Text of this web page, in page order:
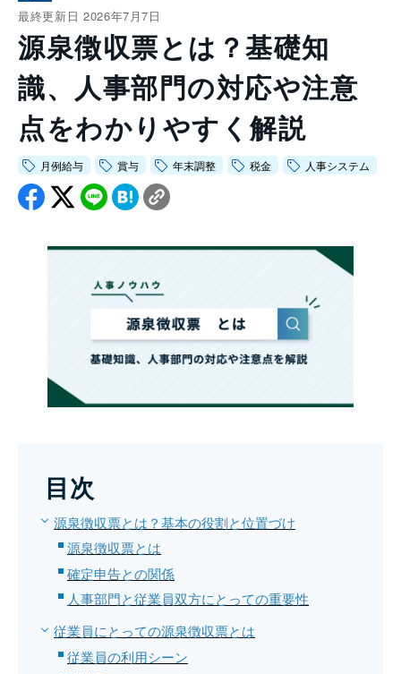
会社情報トップ
企業理念
会社概要
ニュース
CEO挨拶
制度・文化
採用情報
資料ダウンロード お問い合わせ
03-5575-5277
受付時間9:30〜18:30（土日祝日を除く）
最終更新日 2026年7月7日
源泉徴収票とは？基礎知
識、人事部門の対応や注意
点をわかりやすく解説
月例給与 賞与 年末調整 税金 人事システム
目次
源泉徴収票とは？基本の役割と位置づけ
源泉徴収票とは
確定申告との関係
人事部門と従業員双方にとっての重要性
従業員にとっての源泉徴収票とは
従業員の利用シーン